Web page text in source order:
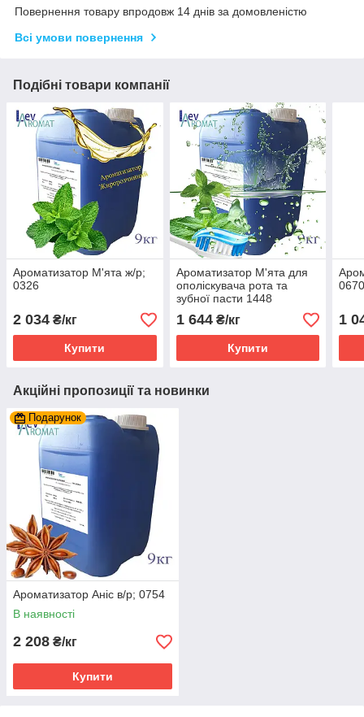
Повернення товару впродовж 14 днів за домовленістю
Всі умови повернення
Подібні товари компанії
Ароматизатор М'ята ж/р;
0326
2 034 ₴/кг
Купити
Ароматизатор М'ята для
ополіскувача рота та
зубної пасти 1448
1 644₴/кг
Купити
1
Акційні пропозиції та новинки
Подарунок
Ароматизатор Аніс в/р; 0754
В наявності
2 208 ₴/кг
Купити